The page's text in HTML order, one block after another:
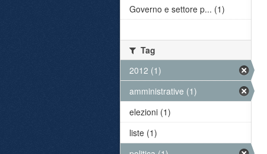
Governo e settore p... (1)
Tag
2012 (1)
amministrative (1)
elezioni (1)
liste (1)